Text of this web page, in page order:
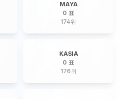
MAYA
0 표
174위
KASIA
0 표
176위